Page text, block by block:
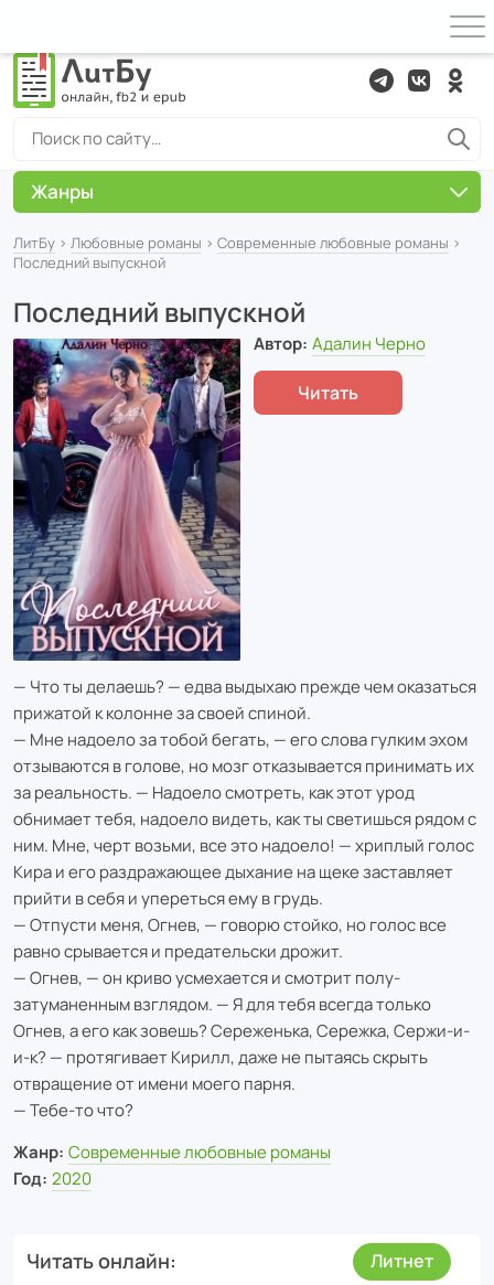
ЛитБу › Любовные романы › Современные любовные романы ›
Последний выпускной
Последний выпускной
Автор: Адалин Черно
Читать
— Что ты делаешь? — едва выдыхаю прежде чем оказаться
прижатой к колонне за своей спиной.
— Мне надоело за тобой бегать, — его слова гулким эхом
отзываются в голове, но мозг отказывается принимать их
за реальность. — Надоело смотреть, как этот урод
обнимает тебя, надоело видеть, как ты светишься рядом с
ним. Мне, черт возьми, все это надоело! — хриплый голос
Кира и его раздражающее дыхание на щеке заставляет
прийти в себя и упереться ему в грудь.
— Отпусти меня, Огнев, — говорю стойко, но голос все
равно срывается и предательски дрожит.
— Огнев, — он криво усмехается и смотрит полу-
затуманенным взглядом. — Я для тебя всегда только
Огнев, а его как зовешь? Сереженька, Сережка, Сержи-и-
и-к? — протягивает Кирилл, даже не пытаясь скрыть
отвращение от имени моего парня.
— Тебе-то что?
Жанр: Современные любовные романы
Год: 2020
Читать онлайн Литнет
Жанры